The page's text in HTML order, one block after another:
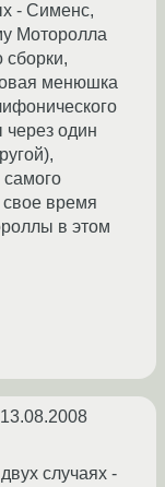
- Сименс,
Моторолла
сборки,
менюшка
через один
самого
время
в этом
13.08.2008
случаях -